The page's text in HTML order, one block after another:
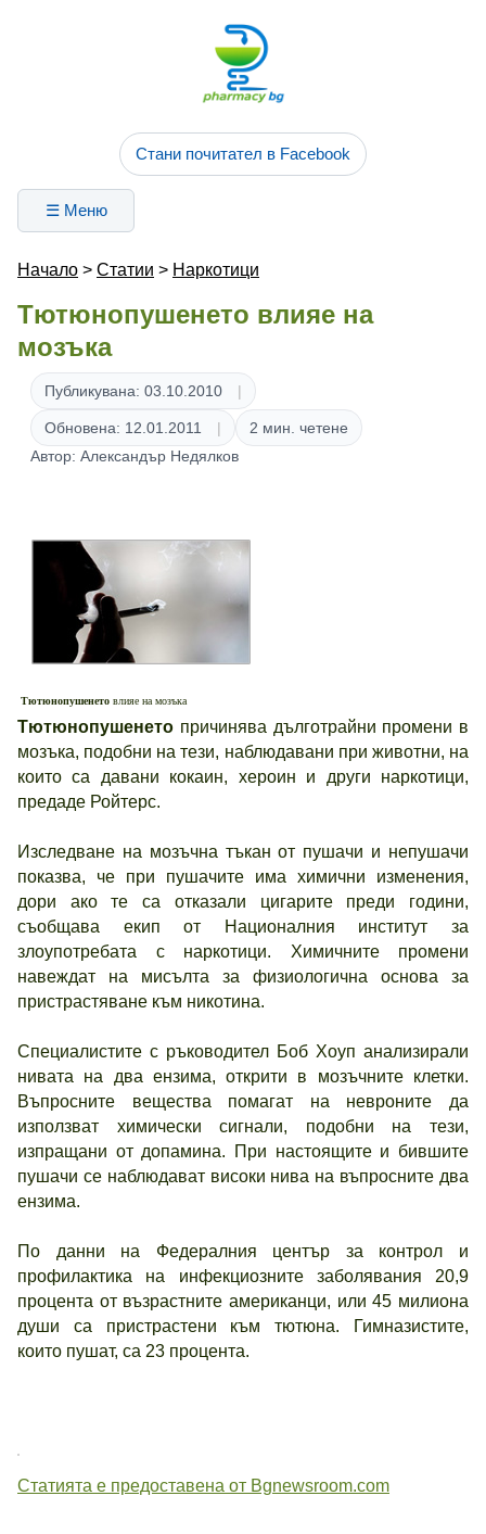
Стани почитател в Facebook
☰ Меню
Начало > Статии > Наркотици
Тютюнопушенето влияе на
мозъка
Публикувана: 03.10.2010
Обновена: 12.01.2011
2 мин. четене
Автор: Александър Недялков
Тютюнопушенето влияе на мозъка
Тютюнопушенето причинява дълготрайни промени в
мозъка, подобни на тези, наблюдавани при животни, на
които са давани кокаин, хероин и други наркотици,
предаде Ройтерс.
Изследване на мозъчна тъкан от пушачи и непушачи
показва, че при пушачите има химични изменения,
дори ако те са отказали цигарите преди години,
съобщава екип от Националния институт за
злоупотребата с наркотици. Химичните промени
навеждат на мисълта за физиологична основа за
пристрастяване към никотина.
Специалистите с ръководител Боб Хоуп анализирали
нивата на два ензима, открити в мозъчните клетки.
Въпросните вещества помагат на невроните да
използват химически сигнали, подобни на тези,
изпращани от допамина. При настоящите и бившите
пушачи се наблюдават високи нива на въпросните два
ензима.
По данни на Федералния център за контрол и
профилактика на инфекциозните заболявания 20,9
процента от възрастните американци, или 45 милиона
души са пристрастени към тютюна. Гимназистите,
които пушат, са 23 процента.
Статията е предоставена от Bgnewsroom.com